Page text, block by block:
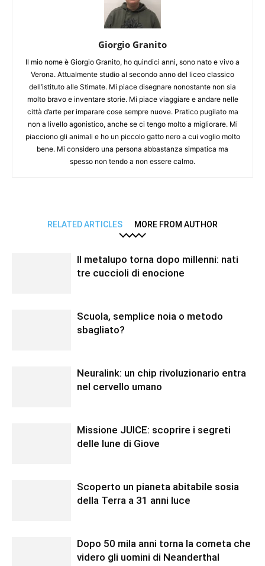
Giorgio Granito
Il mio nome è Giorgio Granito, ho quindici anni, sono nato e vivo a
Verona. Attualmente studio al secondo anno del liceo classico
dell’istituto alle Stimate. Mi piace disegnare nonostante non sia
molto bravo e inventare storie. Mi piace viaggiare e andare nelle
città d’arte per imparare cose sempre nuove. Pratico pugilato ma
non a livello agonistico, anche se ci tengo molto a migliorare. Mi
piacciono gli animali e ho un piccolo gatto nero a cui voglio molto
bene. Mi considero una persona abbastanza simpatica ma
spesso non tendo a non essere calmo.
RELATED ARTICLES MORE FROM AUTHOR
Il metalupo torna dopo millenni: nati
tre cuccioli di enocione
Scuola, semplice noia o metodo
sbagliato?
Neuralink: un chip rivoluzionario entra
nel cervello umano
Missione JUICE: scoprire i segreti
delle lune di Giove
Scoperto un pianeta abitabile sosia
della Terra a 31 anni luce
Dopo 50 mila anni torna la cometa che
videro gli uomini di Neanderthal